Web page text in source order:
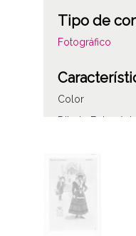
Tipo de
Fotográfico
Color
Dibujo
Fecha
1902
Autor